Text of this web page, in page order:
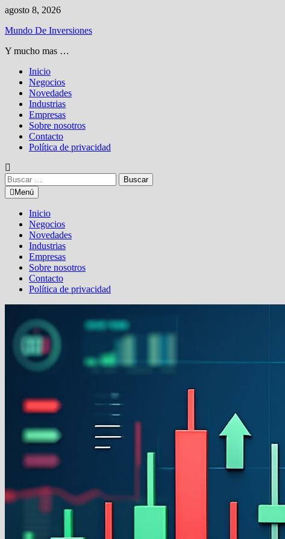
Saltar
contenido
agosto 8, 2026
Mundo De Inversiones
Y mucho mas …
Inicio
Negocios
Novedades
Industrias
Empresas
Sobre nosotros
Contacto
Política de privacidad
Buscar:
Menú
Inicio
Negocios
Novedades
Industrias
Empresas
Sobre nosotros
Contacto
Política de privacidad